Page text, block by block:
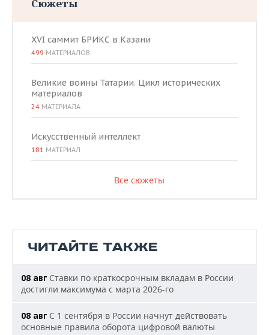
Сюжеты
XVI саммит БРИКС в Казани
499 МАТЕРИАЛОВ
Великие воины Татарии. Цикл исторических
материалов
24 МАТЕРИАЛА
Искусственный интеллект
181 МАТЕРИАЛ
Все сюжеты
ЧИТАЙТЕ ТАКЖЕ
08 авг Ставки по краткосрочным вкладам в России
достигли максимума с марта 2026-го
08 авг С 1 сентября в России начнут действовать
основные правила оборота цифровой валюты